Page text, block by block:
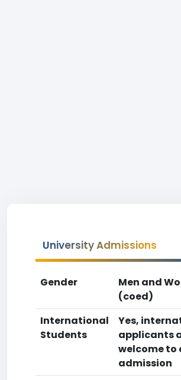
University Admissions
Gender
Men and
(coed)
International
Students
Yes,
applicants
welcome to
admission